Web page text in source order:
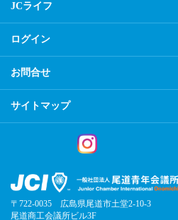
JCライフ
ログイン
お問合せ
サイトマップ
〒722-0035 広島県尾道市土堂2-10-3
尾道商工会議所ビル3F